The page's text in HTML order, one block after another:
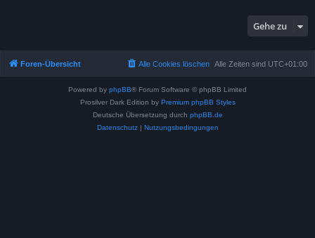
Gehe zu
Foren-Übersicht Alle Zeiten sind UTC+01:00
Alle Cookies löschen
Powered by phpBB® Forum Software © phpBB Limited
Prosilver Dark Edition by Premium phpBB Styles
Deutsche Übersetzung durch phpBB.de
Datenschutz| Nutzungsbedingungen